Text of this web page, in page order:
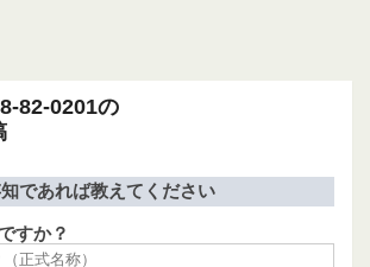
82-0201の
であれば教えてください
すか？